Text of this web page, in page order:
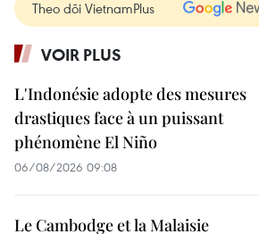
Theo dõi VietnamPlus
VOIR PLUS
L'Indonésie adopte des mesures
drastiques face à un puissant
phénomène El Niño
06/08/2026 09:08
Le Cambodge et la Malaisie